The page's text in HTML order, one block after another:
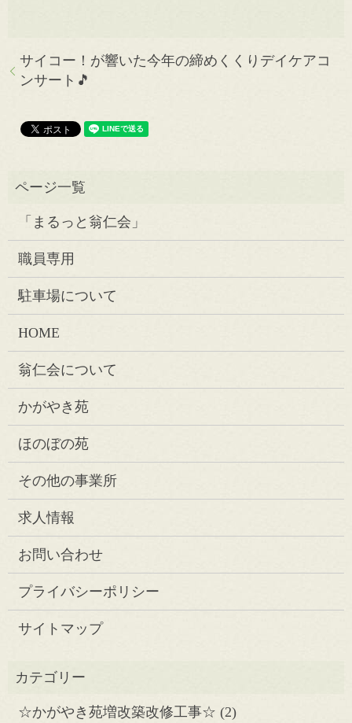
サイコー！が響いた今年の締めくくりデイケアコ
ンサート🎵
「まるっと翁仁会」
職員専用
駐車場について
HOME
翁仁会について
かがやき苑
ほのぼの苑
その他の事業所
求人情報
お問い合わせ
プライバシーポリシー
サイトマップ
☆かがやき苑増改築改修工事☆ (2)